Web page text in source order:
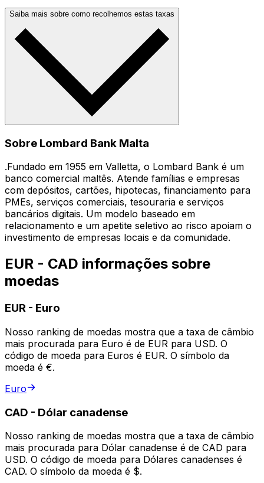
Saiba mais sobre como recolhemos estas taxas
Sobre Lombard Bank Malta
.Fundado em 1955 em Valletta, o Lombard Bank é um
banco comercial maltês. Atende famílias e empresas
com depósitos, cartões, hipotecas, financiamento para
PMEs, serviços comerciais, tesouraria e serviços
bancários digitais. Um modelo baseado em
relacionamento e um apetite seletivo ao risco apoiam o
investimento de empresas locais e da comunidade.
EUR - CAD informações sobre
moedas
EUR - Euro
Nosso ranking de moedas mostra que a taxa de câmbio
mais procurada para Euro é de EUR para USD. O
código de moeda para Euros é EUR. O símbolo da
moeda é €.
Euro
CAD - Dólar canadense
Nosso ranking de moedas mostra que a taxa de câmbio
mais procurada para Dólar canadense é de CAD para
USD. O código de moeda para Dólares canadenses é
CAD. O símbolo da moeda é $.